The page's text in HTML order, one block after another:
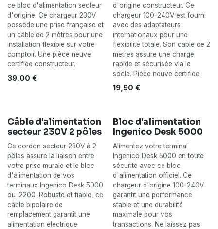
ce bloc d'alimentation secteur
d'origine. Ce chargeur 230V
possède une prise française et
un câble de 2 mètres pour une
installation flexible sur votre
comptoir. Une pièce neuve
certifiée constructeur.
39,00 €
d'origine constructeur. Ce
chargeur 100-240V est fourni
avec des adaptateurs
internationaux pour une
flexibilité totale. Son câble de 2
mètres assure une charge
rapide et sécurisée via le
socle. Pièce neuve certifiée.
19,90 €
Câble d'alimentation
secteur 230V 2 pôles
Ce cordon secteur 230V à 2
pôles assure la liaison entre
votre prise murale et le bloc
d'alimentation de vos
terminaux Ingenico Desk 5000
ou i2200. Robuste et fiable, ce
câble bipolaire de
remplacement garantit une
alimentation électrique
Bloc d'alimentation
Ingenico Desk 5000
Alimentez votre terminal
Ingenico Desk 5000 en toute
sécurité avec ce bloc
d'alimentation officiel. Ce
chargeur d'origine 100-240V
garantit une performance
stable et une durabilité
maximale pour vos
transactions. Ne laissez pas